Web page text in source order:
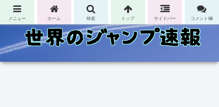
コンテンツへスキップ
メニュー ホーム 検索 トップ サイドバー コメント欄